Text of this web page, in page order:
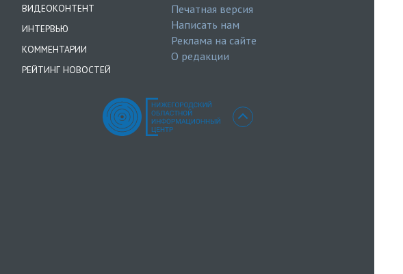
ВИДЕОКОНТЕНТ
ИНТЕРВЬЮ
КОММЕНТАРИИ
РЕЙТИНГ НОВОСТЕЙ
Печатная версия
Написать нам
Реклама на сайте
О редакции